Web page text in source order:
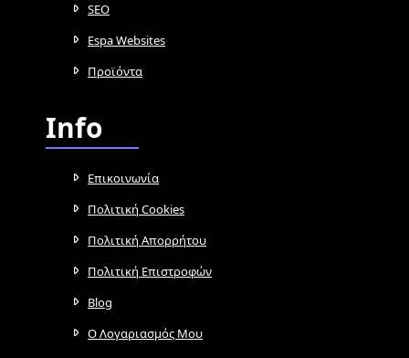
SEO
Espa Websites
Προϊόντα
Info
Επικοινωνία
Πολιτική Cookies
Πολιτική Απορρήτου
Πολιτική Επιστροφών
Blog
Ο Λογαριασμός Μου